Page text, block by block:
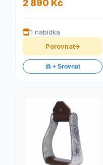
2 890 Kč
1 nabídka
Porovnat
⚖️ + Srovnat